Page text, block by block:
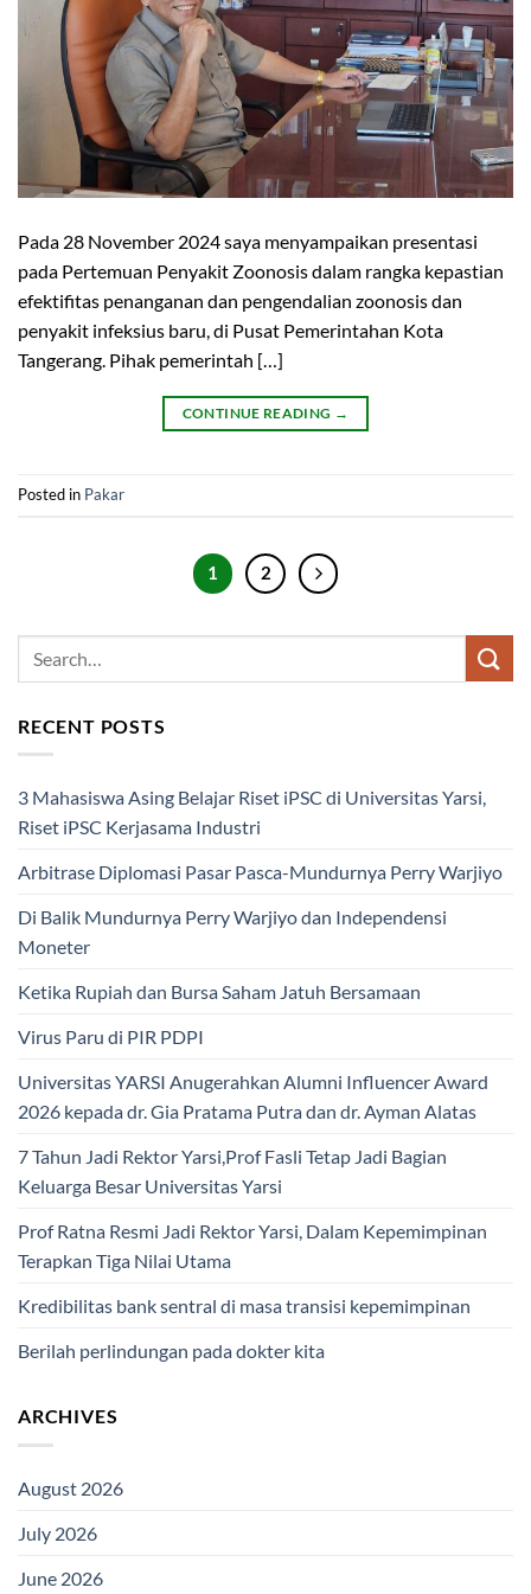
Pada 28 November 2024 saya menyampaikan presentasi
pada Pertemuan Penyakit Zoonosis dalam rangka kepastian
efektifitas penanganan dan pengendalian zoonosis dan
penyakit infeksius baru, di Pusat Pemerintahan Kota
Tangerang. Pihak pemerintah […]
CONTINUE READING →
Posted in Pakar
1 2
RECENT POSTS
3 Mahasiswa Asing Belajar Riset iPSC di Universitas Yarsi,
Riset iPSC Kerjasama Industri
Arbitrase Diplomasi Pasar Pasca-Mundurnya Perry Warjiyo
Di Balik Mundurnya Perry Warjiyo dan Independensi
Moneter
Ketika Rupiah dan Bursa Saham Jatuh Bersamaan
Virus Paru di PIR PDPI
Universitas YARSI Anugerahkan Alumni Influencer Award
2026 kepada dr. Gia Pratama Putra dan dr. Ayman Alatas
7 Tahun Jadi Rektor Yarsi,Prof Fasli Tetap Jadi Bagian
Keluarga Besar Universitas Yarsi
Prof Ratna Resmi Jadi Rektor Yarsi, Dalam Kepemimpinan
Terapkan Tiga Nilai Utama
Kredibilitas bank sentral di masa transisi kepemimpinan
Berilah perlindungan pada dokter kita
ARCHIVES
August 2026
July 2026
June 2026